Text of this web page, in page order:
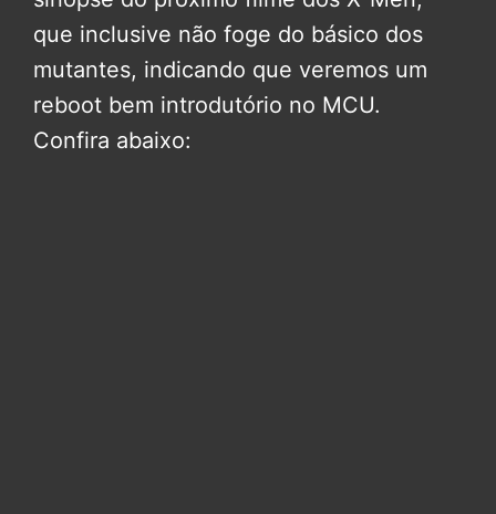
que inclusive não foge do básico dos
mutantes, indicando que veremos um
reboot bem introdutório no MCU.
Confira abaixo: